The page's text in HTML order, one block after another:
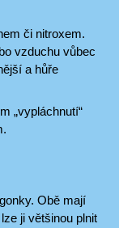
či nitroxem.
vzduchu vůbec
a hůře
„vypláchnutí“
Obě mají
ji většinou plnit